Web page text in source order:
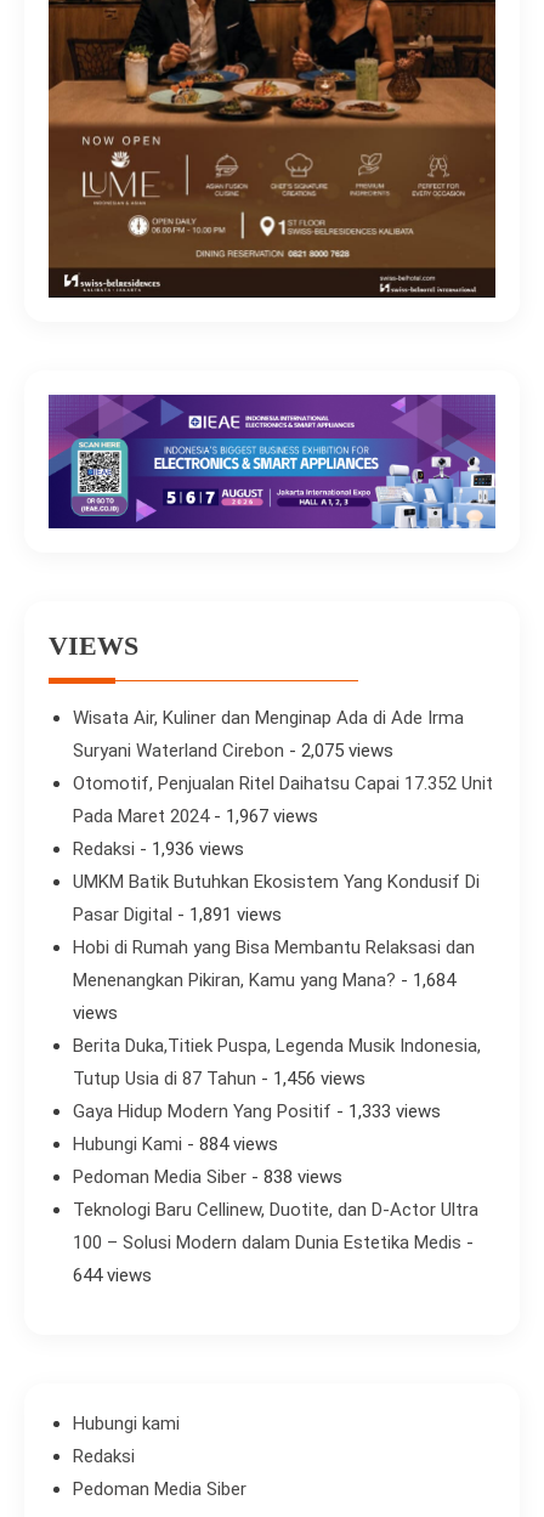
VIEWS
Wisata Air, Kuliner dan Menginap Ada di Ade Irma
Suryani Waterland Cirebon - 2,075 views
Otomotif, Penjualan Ritel Daihatsu Capai 17.352 Unit
Pada Maret 2024- 1,967 views
Redaksi - 1,936 views
UMKM Batik Butuhkan Ekosistem Yang Kondusif Di
Pasar Digital - 1,891 views
Hobi di Rumah yang Bisa Membantu Relaksasi dan
Menenangkan Pikiran, Kamu yang Mana? - 1,684
views
Berita Duka,Titiek Puspa, Legenda Musik Indonesia,
Tutup Usia di 87 Tahun - 1,456 views
Gaya Hidup Modern Yang Positif - 1,333 views
Hubungi Kami - 884 views
Pedoman Media Siber - 838 views
Teknologi Baru Cellinew, Duotite, dan D-Actor Ultra
100 – Solusi Modern dalam Dunia Estetika Medis -
644 views
Hubungi kami
Redaksi
Pedoman Media Siber